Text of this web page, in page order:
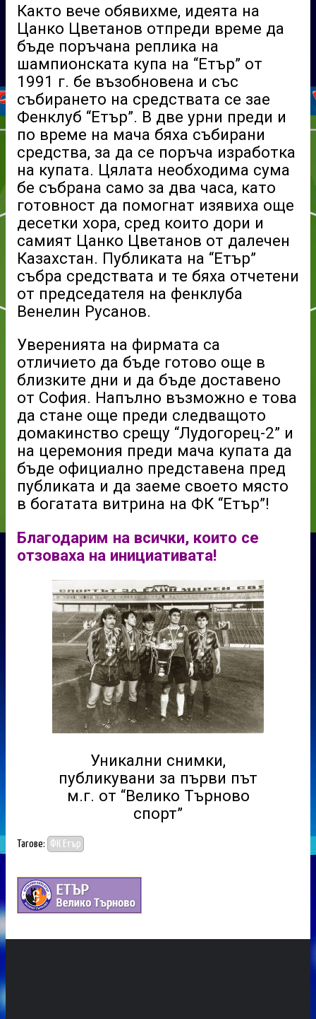
Както вече обявихме, идеята на
Цанко Цветанов отпреди време да
бъде поръчана реплика на
шампионската купа на “Етър” от
1991 г. бе възобновена и със
събирането на средствата се зае
Фенклуб “Етър”. В две урни преди и
по време на мача бяха събирани
средства, за да се поръча изработка
на купата. Цялата необходима сума
бе събрана само за два часа, като
готовност да помогнат изявиха още
десетки хора, сред които дори и
самият Цанко Цветанов от далечен
Казахстан. Публиката на “Етър”
събра средствата и те бяха отчетени
от председателя на фенклуба
Венелин Русанов.
Уверенията на фирмата са
отличието да бъде готово още в
близките дни и да бъде доставено
от София. Напълно възможно е това
да стане още преди следващото
домакинство срещу “Лудогорец-2” и
на церемония преди мача купата да
бъде официално представена пред
публиката и да заеме своето място
в богатата витрина на ФК “Етър”!
Благодарим на всички, които се
отзоваха на инициативата!
Уникални снимки,
публикувани за първи път
м.г. от “Велико Търново
спорт”
Тагове: ФК Етър